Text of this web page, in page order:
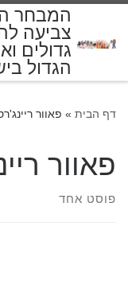
המבחר
צביעה
גדולים
הגדול
דף הבית » פאוור
פאוור
פוסט אחד